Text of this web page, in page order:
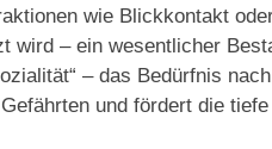
wie Blickkontakt
wird – ein wesentlicher
– das Bedürfnis
und fördert die